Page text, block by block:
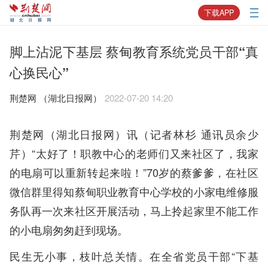
下载APP
脚上沾泥下基层 蔡甸教育系统党员干部“真
心换民心”
荆楚网 ​（湖北日报网） 2022-07-20 14:20
荆楚网（湖北日报网）讯（记者林杉 通讯员余少
芹）“太好了！职教中心的老师们又来社区了，我家
的电扇可以重新转起来啦！”70岁的蔡爹爹，在社区
微信群里得知蔡甸职业教育中心学校的小家电维修服
务队再一次来社区开展活动，马上拎起家里不能工作
的小电扇匆匆赶到现场。
民生无小事，枝叶总关情。在全省党员干部“下基